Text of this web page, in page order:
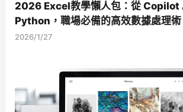
2026 Excel教學懶人包：從 Copilot
Python，職場必備的高效數據處理術
2026/1/27